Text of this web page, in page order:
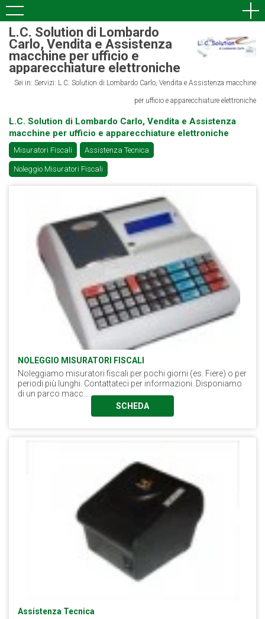
L.C. Solution di Lombardo
Carlo, Vendita e Assistenza
macchine per ufficio e
apparecchiature elettroniche
Sei in: Servizi: L.C. Solution di Lombardo Carlo, Vendita e Assistenza macchine
per ufficio e apparecchiature elettroniche
L.C. Solution di Lombardo Carlo, Vendita e Assistenza
macchine per ufficio e apparecchiature elettroniche
Misuratori Fiscali Assistenza Tecnica
Noleggio Misuratori Fiscali
NOLEGGIO MISURATORI FISCALI
Noleggiamo misuratori fiscali per pochi giorni (es. Fiere) o per
periodi più lunghi. Contattateci per informazioni. Disponiamo
di un parco macc...
SCHEDA
Assistenza Tecnica